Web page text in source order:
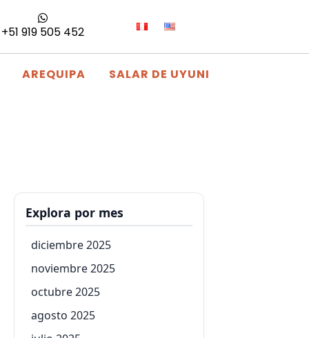
+51 919 505 452
AREQUIPA SALAR DE UYUNI
Explora por mes
diciembre 2025
noviembre 2025
octubre 2025
agosto 2025